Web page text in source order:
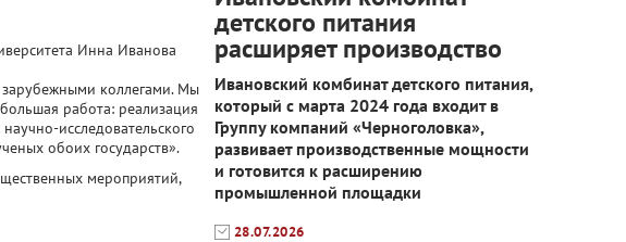
Инна Иванова
коллегами. Мы
работа: реализация
исследовательского
обоих государств».
мероприятий,
детского питания
расширяет производство
Ивановский комбинат детского питания,
который с марта 2024 года входит в
Группу компаний «Черноголовка»,
развивает производственные мощности
и готовится к расширению
промышленной площадки
28.07.2026